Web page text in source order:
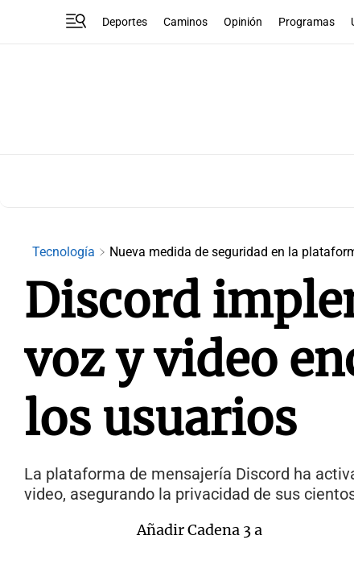
Deportes Caminos Opinión Programas
Tecnología Nueva medida de seguridad en la
Discord
voz y video
los usuarios
La plataforma de mensajería Discord ha
video, asegurando la privacidad de sus
Añadir Cadena 3 a